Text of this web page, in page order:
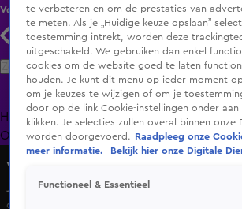
Volg KIJK
Zoeken
HomeUitzending Gemist Programma's
OranjezomerLivestreamsShop
Vandaag Inside
Johan: 'Ik blijk geen staar te hebben,
6 nov 2024, 21:52
te verbeteren en om de prestaties van
te meten. Als je „Huidige keuze opslaan”
toestemming intrekt, worden deze
uitgeschakeld. We gebruiken dan enkel
cookies om de website goed te laten
houden. Je kunt dit menu op ieder moment
om je keuzes te wijzigen of om je
door op de link Cookie-instellingen onder
klikken. Je selecties zullen overal binnen onze
worden doorgevoerd.
Raadpleeg onze
meer informatie.
Bekijk hier onze Digitale
Functioneel & Essentieel